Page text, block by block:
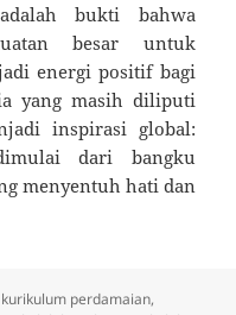
bukti bahwa
besar untuk
energi positif bagi
yang masih diliputi
inspirasi global:
dari bangku
menyentuh hati dan
Tags
kurikulum perdamaian,